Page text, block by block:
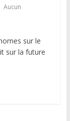
Aucun
sur le
sur la future